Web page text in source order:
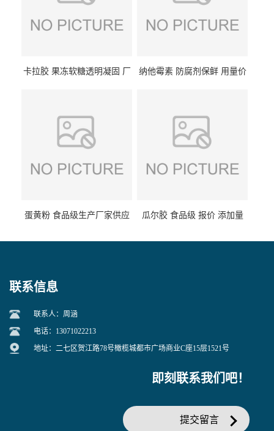
卡拉胶 果冻软糖透明凝固 厂
纳他霉素 防腐剂保鲜 用量价
蛋黄粉 食品级生产厂家供应 瓜尔胶 食品级 报价 添加量
联系信息
联系人：周涵
电话：13071022213
地址：二七区贺江路78号橄榄城都市广场商业C座15层1521号
即刻联系我们吧！
提交留言